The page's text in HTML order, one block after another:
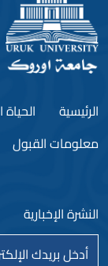
الرئيسية
معلومات القبول
النشرة الإخبارية